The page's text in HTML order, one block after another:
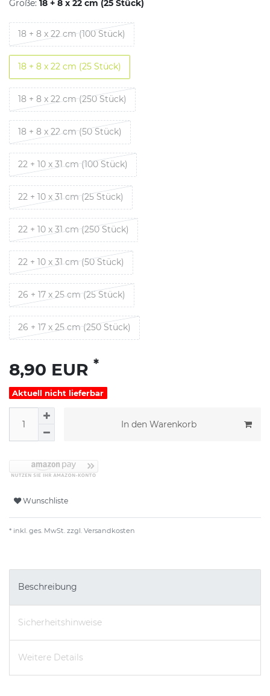
Größe: 18 + 8 x 22 cm (25 Stück)
18 + 8 x 22 cm (100 Stück)
18 + 8 x 22 cm (25 Stück)
18 + 8 x 22 cm (250 Stück)
18 + 8 x 22 cm (50 Stück)
22 + 10 x 31 cm (100 Stück)
22 + 10 x 31 cm (25 Stück)
22 + 10 x 31 cm (250 Stück)
22 + 10 x 31 cm (50 Stück)
26 + 17 x 25 cm (25 Stück)
26 + 17 x 25 cm (250 Stück)
8,90 EUR *
Aktuell nicht lieferbar
In den Warenkorb
Wunschliste
* inkl. ges. MwSt. zzgl. Versandkosten
Beschreibung
Sicherheitshinweise
Weitere Details